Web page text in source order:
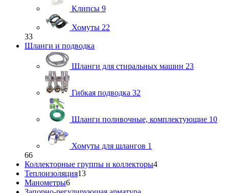
Клипсы 9
Хомуты 22
33
Шланги и подводка
Шланги для стиральных машин 23
Гибкая подводка 32
Шланги поливочные, комплектующие 10
Хомуты для шлангов 1
66
Коллекторные группы и коллекторы4
Теплоизоляция13
Манометры6